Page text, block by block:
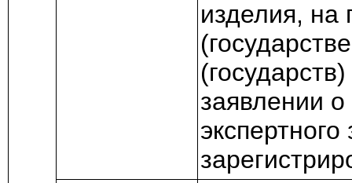
изделия, на
заявлении